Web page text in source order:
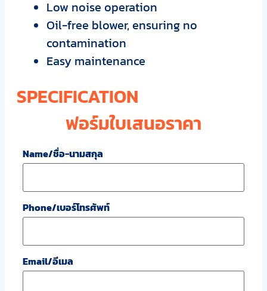
Low noise operation
Oil-free blower, ensuring no
contamination
Easy maintenance
SPECIFICATION
ฟอร์มใบเสนอราคา
Name/ชื่อ-นามสกุล
Phone/เบอร์โทรศัพท์
Email/อีเมล